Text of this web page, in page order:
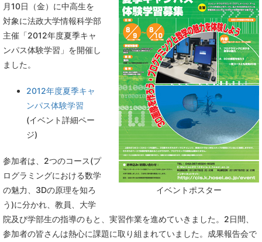
イベントポスター
月10日（金）に中高生を
対象に法政大学情報科学部
主催「2012年度夏季キャ
ンパス体験学習」を開催し
ました。
2012年度夏季キャ
ンパス体験学習
(イベント詳細ペー
ジ)
参加者は、2つのコース(プ
ログラミングにおける数学
の魅力、3Dの原理を知ろ
う)に分かれ、教員、大学
院及び学部生の指導のもと、実習作業を進めていきました。2日間、
参加者の皆さんは熱心に課題に取り組まれていました。成果報告会で